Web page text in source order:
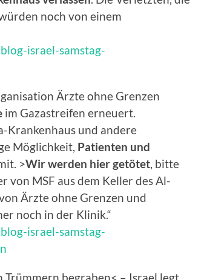
noch von einem
israel-samstag-
Ärzte ohne Grenzen
im Gazastreifen erneuert.
Krankenhaus und andere
Möglichkeit, Patienten und
>Wir werden hier getötet, bitte
von MSF aus dem Keller des Al-
Ärzte ohne Grenzen und
noch in der Klinik.“
israel-samstag-